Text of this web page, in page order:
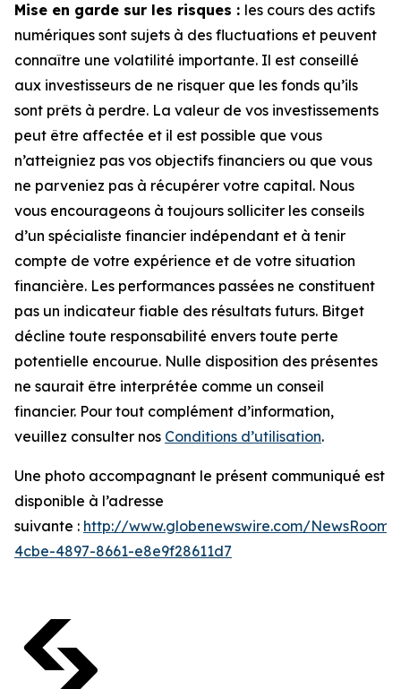
Mise en garde sur les risques : les cours des actifs
numériques sont sujets à des fluctuations et peuvent
connaître une volatilité importante. Il est conseillé
aux investisseurs de ne risquer que les fonds qu’ils
sont prêts à perdre. La valeur de vos investissements
peut être affectée et il est possible que vous
n’atteigniez pas vos objectifs financiers ou que vous
ne parveniez pas à récupérer votre capital. Nous
vous encourageons à toujours solliciter les conseils
d’un spécialiste financier indépendant et à tenir
compte de votre expérience et de votre situation
financière. Les performances passées ne constituent
pas un indicateur fiable des résultats futurs. Bitget
décline toute responsabilité envers toute perte
potentielle encourue. Nulle disposition des présentes
ne saurait être interprétée comme un conseil
financier. Pour tout complément d’information,
veuillez consulter nos Conditions d’utilisation.
Une photo accompagnant le présent communiqué est
disponible à l’adresse
suivante : http://www.globenewswire.com/
4cbe-4897-8661-e8e9f28611d7